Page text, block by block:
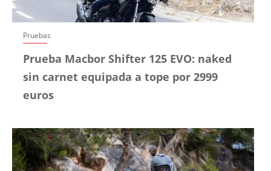
Pruebas
Prueba Macbor Shifter 125 EVO: naked
sin carnet equipada a tope por 2999
euros